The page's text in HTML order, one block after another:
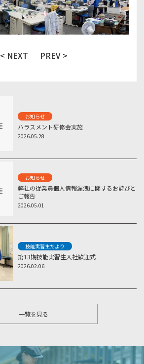
< NEXT PREV >
お知らせ
ハラスメント研修会実施
2026.05.28
お知らせ
弊社の従業員個人情報漏洩に関するお詫びと
ご報告
2026.05.01
技能実習生だより
第13期技能実習生入社歓迎式
2026.02.06
一覧を見る